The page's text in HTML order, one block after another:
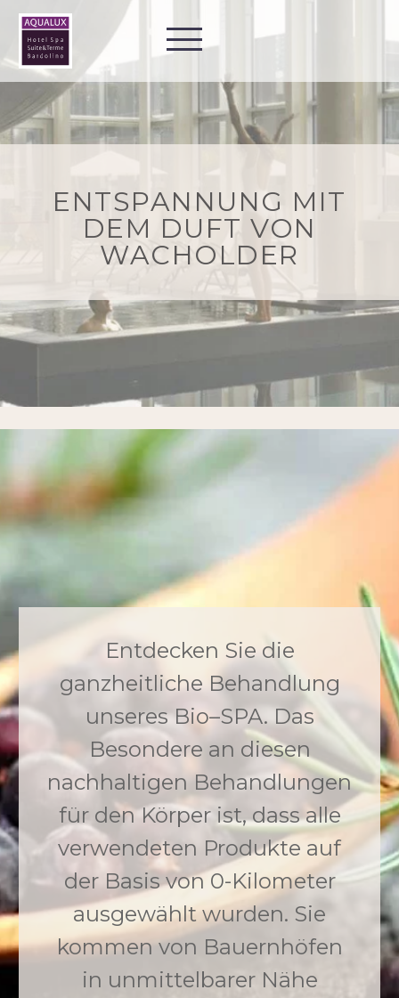
SHOP
ENTSPANNUNG MIT
DEM DUFT VON
WACHOLDER
Entdecken Sie die
ganzheitliche Behandlung
unseres Bio–SPA. Das
Besondere an diesen
nachhaltigen Behandlungen
für den Körper ist, dass alle
verwendeten Produkte auf
der Basis von 0-Kilometer
ausgewählt wurden. Sie
kommen von Bauernhöfen
in unmittelbarer Nähe